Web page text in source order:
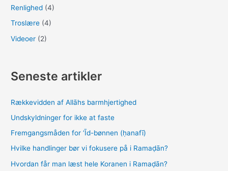
Renlighed (4)
Troslære (4)
Videoer (2)
Seneste artikler
Rækkevidden af Allāhs barmhjertighed
Undskyldninger for ikke at faste
Fremgangsmåden for ‘Īd-bønnen (ḥanafī)
Hvilke handlinger bør vi fokusere på i Ramaḍān?
Hvordan får man læst hele Koranen i Ramaḍān?